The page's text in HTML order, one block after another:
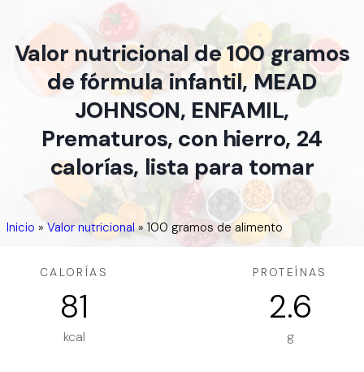
Valor nutricional de 100 gramos
de fórmula infantil, MEAD
JOHNSON, ENFAMIL,
Prematuros, con hierro, 24
calorías, lista para tomar
Inicio » Valor nutricional»100 gramos de alimento
CALORÍAS
81
kcal
PROTEÍNAS
2.6
g